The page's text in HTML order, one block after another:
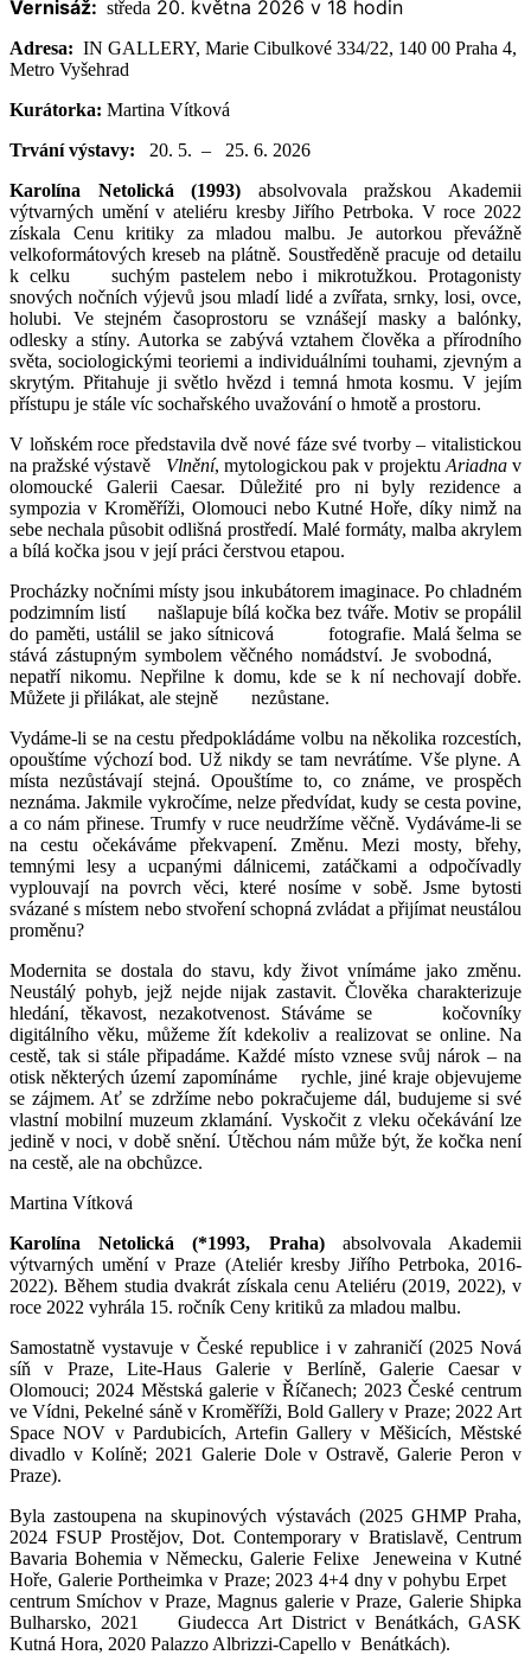
Vernisáž: středa 20. května 2026 v 18 hodin
Adresa: IN GALLERY, Marie Cibulkové 334/22, 140 00 Praha 4,
Metro Vyšehrad
Kurátorka: Martina Vítková
Trvání výstavy:
20. 5. – 25. 6. 2026
Karolína Netolická (1993) absolvovala pražskou Akademii
výtvarných umění v ateliéru kresby Jiřího Petrboka. V roce 2022
získala Cenu kritiky za mladou malbu. Je autorkou převážně
velkoformátových kreseb na plátně. Soustředěně pracuje od detailu
k celku
suchým pastelem nebo i mikrotužkou. Protagonisty
snových nočních výjevů jsou mladí lidé a zvířata, srnky, losi, ovce,
holubi. Ve stejném časoprostoru se vznášejí masky a balónky,
odlesky a stíny. Autorka se zabývá vztahem člověka a přírodního
světa, sociologickými teoriemi a individuálními touhami, zjevným a
skrytým. Přitahuje ji světlo hvězd i temná hmota kosmu. V jejím
přístupu je stále víc sochařského uvažování o hmotě a prostoru.
V loňském roce představila dvě nové fáze své tvorby – vitalistickou
na pražské výstavě
Vlnění, mytologickou pak v projektu Ariadnav
olomoucké Galerii Caesar. Důležité pro ni byly rezidence a
sympozia v Kroměříži, Olomouci nebo Kutné Hoře, díky nimž na
sebe nechala působit odlišná prostředí. Malé formáty, malba akrylem
a bílá kočka jsou v její práci čerstvou etapou.
Procházky nočními místy jsou inkubátorem imaginace. Po chladném
podzimním listí
našlapuje bílá kočka bez tváře. Motiv se propálil
do paměti, ustálil se jako sítnicová
fotografie. Malá šelma se
stává zástupným symbolem věčného nomádství. Je svobodná,
nepatří nikomu. Nepřilne k domu, kde se k ní nechovají dobře.
Můžete ji přilákat, ale stejně
nezůstane.
Vydáme-li se na cestu předpokládáme volbu na několika rozcestích,
opouštíme výchozí bod. Už nikdy se tam nevrátíme. Vše plyne. A
místa nezůstávají stejná. Opouštíme to, co známe, ve prospěch
neznáma. Jakmile vykročíme, nelze předvídat, kudy se cesta povine,
a co nám přinese. Trumfy v ruce neudržíme věčně. Vydáváme-li se
na cestu očekáváme překvapení. Změnu. Mezi mosty, břehy,
temnými lesy a ucpanými dálnicemi, zatáčkami a odpočívadly
vyplouvají na povrch věci, které nosíme v sobě. Jsme bytosti
svázané s místem nebo stvoření schopná zvládat a přijímat neustálou
proměnu?
Modernita se dostala do stavu, kdy život vnímáme jako změnu.
Neustálý pohyb, jejž nejde nijak zastavit. Člověka charakterizuje
hledání, těkavost, nezakotvenost. Stáváme se
kočovníky
digitálního věku, můžeme žít kdekoliv a realizovat se online. Na
cestě, tak si stále připadáme. Každé místo vznese svůj nárok – na
otisk některých území zapomínáme
rychle, jiné kraje objevujeme
se zájmem. Ať se zdržíme nebo pokračujeme dál, budujeme si své
vlastní mobilní muzeum zklamání. Vyskočit z vleku očekávání lze
jedině v noci, v době snění. Útěchou nám může být, že kočka není
na cestě, ale na obchůzce.
Martina Vítková
Karolína Netolická (*1993, Praha)absolvovala Akademii
výtvarných umění v Praze (Ateliér kresby Jiřího Petrboka, 2016-
2022). Během studia dvakrát získala cenu Ateliéru (2019, 2022), v
roce 2022 vyhrála 15. ročník Ceny kritiků za mladou malbu.
Samostatně vystavuje v České republice i v zahraničí (2025 Nová
síň v Praze, Lite-Haus Galerie v Berlíně, Galerie Caesar v
Olomouci; 2024 Městská galerie v Říčanech; 2023 České centrum
ve Vídni, Pekelné sáně v Kroměříži, Bold Gallery v Praze; 2022 Art
Space NOV v Pardubicích, Artefin Gallery v Měšicích, Městské
divadlo v Kolíně; 2021 Galerie Dole v Ostravě, Galerie Peron v
Praze).
Byla zastoupena na skupinových výstavách (2025 GHMP Praha,
2024 FSUP Prostějov, Dot. Contemporary v Bratislavě, Centrum
Bavaria Bohemia v Německu, Galerie Felixe
Jeneweina v Kutné
Hoře, Galerie Portheimka v Praze; 2023 4+4 dny v pohybu Erpet
centrum Smíchov v Praze, Magnus galerie v Praze, Galerie Shipka
Bulharsko, 2021
Giudecca Art District v Benátkách, GASK
Kutná Hora, 2020 Palazzo Albrizzi-Capello v Benátkách).